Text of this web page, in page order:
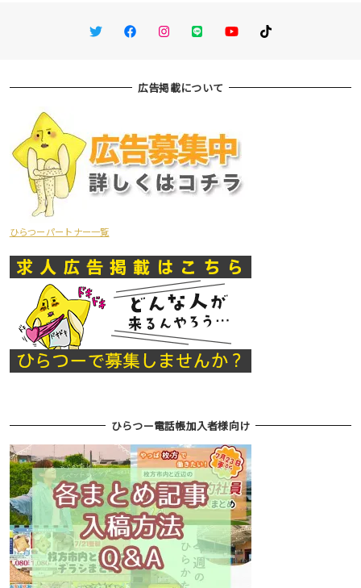
TwitterFacebookInstagram
LINE You TubeTikTok
広告掲載について
ひらつーパートナー一覧
ひらつー電話帳加入者様向け